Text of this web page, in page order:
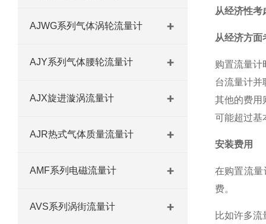
AJWG系列气体涡轮流量计
AJY系列气体腰轮流量计
AJX旋进漩涡流量计
AJR热式气体质量流量计
AMF系列电磁流量计
AVS系列涡街流量计
从经济性考
从经济方面
购置流量计
台流量计并
其他的费用
可能超过基
安装费用
在购置流
费。
比如许多